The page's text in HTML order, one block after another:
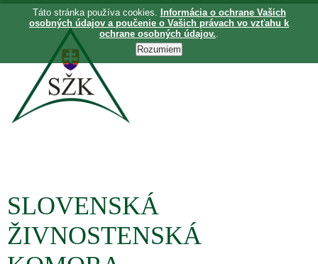
SLOVENSKÁ
ŽIVNOSTENSKÁ
Táto stránka používa cookies.
Informácia o ochrane Vašich
osobných údajov a poučenie o Vašich právach vo vzťahu k
ochrane osobných údajov..